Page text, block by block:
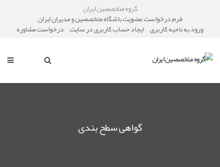
گروه متخصصین ایران
فرم درخواست عضویت باشگاه متخصصین و مدیران ایران
ورود به ناحیه کاربری ایجاد حساب کاربری در سایت درخواست مشاوره
گواهی سطح بندی